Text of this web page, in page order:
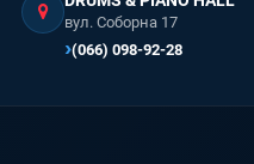
вул. Соборна 17
(066) 098-92-28